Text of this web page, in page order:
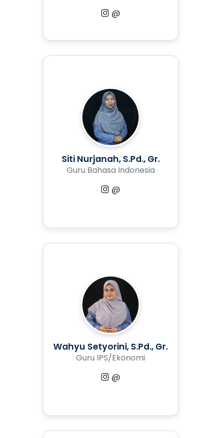
@
Siti Nurjanah, S.Pd., Gr.
Guru Bahasa Indonesia
@
Wahyu Setyorini, S.Pd., Gr.
Guru IPS/Ekonomi
@